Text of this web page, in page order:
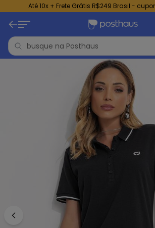
Até 10x + Frete Grátis R$249 Brasil -